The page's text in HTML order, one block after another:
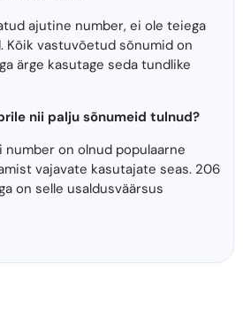
ajutine number, ei ole teiega
Kõik vastuvõetud sõnumid on
ärge kasutage seda tundlike
nii palju sõnumeid tulnud?
number on olnud populaarne
vajavate kasutajate seas. 206
on selle usaldusväärsus